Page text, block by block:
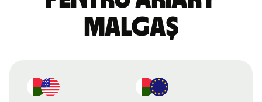
malgaș